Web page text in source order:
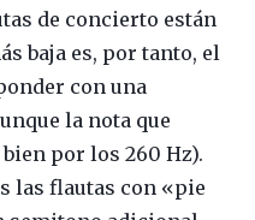
de concierto están
baja es, por tanto, el
con una
la nota que
por los 260 Hz).
las flautas con «pie